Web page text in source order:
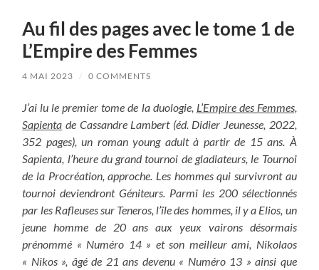
Au fil des pages avec le tome 1 de
L’Empire des Femmes
4 MAI 2023 / 0 COMMENTS
J’ai lu le premier tome de la duologie, L’Empire des Femmes,
Sapienta de Cassandre Lambert (éd. Didier Jeunesse, 2022,
352 pages), un roman young adult à partir de 15 ans. À
Sapienta, l’heure du grand tournoi de gladiateurs, le Tournoi
de la Procréation, approche. Les hommes qui survivront au
tournoi deviendront Géniteurs. Parmi les 200 sélectionnés
par les Rafleuses sur Teneros, l’île des hommes, il y a Elios, un
jeune homme de 20 ans aux yeux vairons désormais
prénommé « Numéro 14 » et son meilleur ami, Nikolaos
« Nikos », âgé de 21 ans devenu « Numéro 13 » ainsi que